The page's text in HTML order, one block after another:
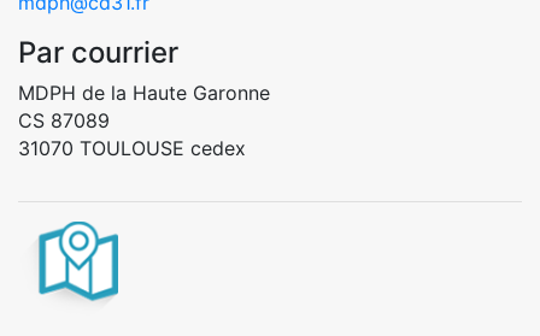
Par courrier
MDPH de la Haute Garonne
CS 87089
31070 TOULOUSE cedex